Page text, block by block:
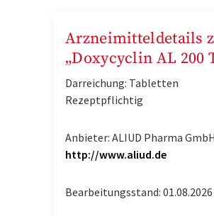
Arzneimitteldetails
„Doxycyclin AL 200
Darreichung: Tabletten
Rezeptpflichtig
Anbieter: ALIUD Pharma GmbH
http://www.aliud.de
Bearbeitungsstand: 01.08.2026